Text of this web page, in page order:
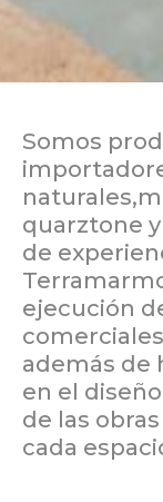
Somos
quarztone
de
ejecución
además de
en el
de las
cada